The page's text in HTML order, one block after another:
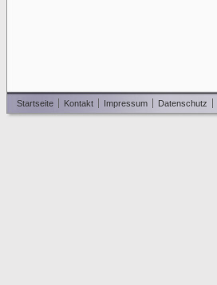
Startseite Kontakt Impressum Datenschutz